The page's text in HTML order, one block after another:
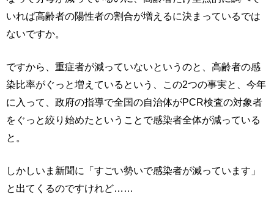
いれば高齢者の陽性者の割合が増えるに決まっているでは
ないですか。
ですから、重症者が減っていないというのと、高齢者の感
染比率がぐっと増えているという、この2つの事実と、今年
に入って、政府の指導で全国の自治体がPCR検査の対象者
をぐっと絞り始めたということで感染者全体が減っている
と。
しかしいま新聞に「すごい勢いで感染者が減っています」
と出てくるのですけれど……